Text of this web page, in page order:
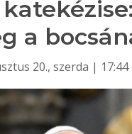
a
20., szerda | 17:44